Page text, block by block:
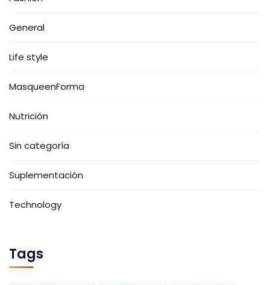
General
Life style
MasqueenForma
Nutrición
Sin categoría
Suplementación
Technology
Tags